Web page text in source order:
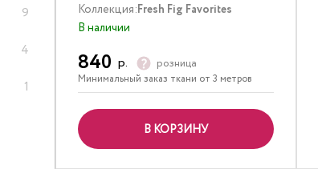
9
4
1
Коллекция:Fresh Fig Favorites
В наличии
840 р. розница
Минимальный заказ ткани от 3 метров
В КОРЗИНУ